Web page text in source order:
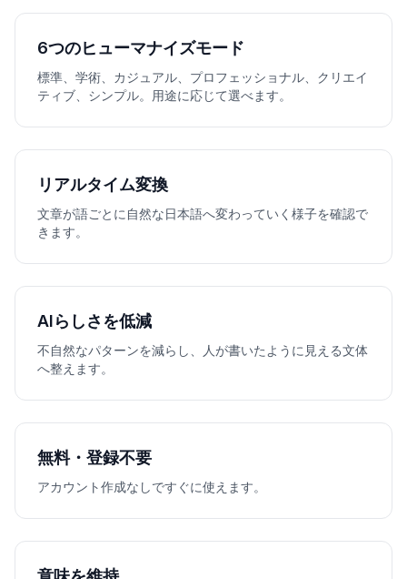
6つのヒューマナイズモード
標準、学術、カジュアル、プロフェッショナル、クリエイ
ティブ、シンプル。用途に応じて選べます。
リアルタイム変換
文章が語ごとに自然な日本語へ変わっていく様子を確認で
きます。
AIらしさを低減
不自然なパターンを減らし、人が書いたように見える文体
へ整えます。
無料・登録不要
アカウント作成なしですぐに使えます。